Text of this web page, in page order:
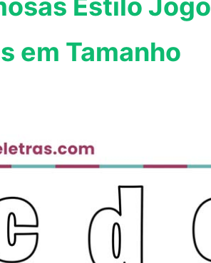
Estilo Jogo
em Tamanho